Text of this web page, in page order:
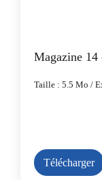
Magazine 14
Taille : 5.5 Mo /
Télécharger